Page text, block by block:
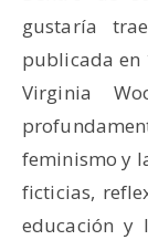
gustaría
publicada en
Virginia
feminismo y
ficticias,
educación y